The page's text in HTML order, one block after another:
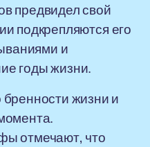
предвидел свой
подкрепляются его
и
годы жизни.
жизни и
отмечают, что